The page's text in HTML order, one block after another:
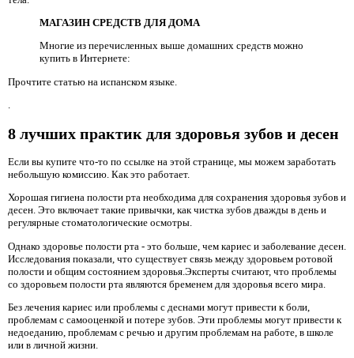
МАГАЗИН СРЕДСТВ ДЛЯ ДОМА
Многие из перечисленных выше домашних средств можно
купить в Интернете:
Прочтите статью на испанском языке.
8 лучших практик для здоровья зубов и десен
Если вы купите что-то по ссылке на этой странице, мы можем заработать
небольшую комиссию. Как это работает.
Хорошая гигиена полости рта необходима для сохранения здоровья зубов и
десен. Это включает такие привычки, как чистка зубов дважды в день и
регулярные стоматологические осмотры.
Однако здоровье полости рта - это больше, чем кариес и заболевание десен.
Исследования показали, что существует связь между здоровьем ротовой
полости и общим состоянием здоровья.Эксперты считают, что проблемы
со здоровьем полости рта являются бременем для здоровья всего мира.
Без лечения кариес или проблемы с деснами могут привести к боли,
проблемам с самооценкой и потере зубов. Эти проблемы могут привести к
недоеданию, проблемам с речью и другим проблемам на работе, в школе
или в личной жизни.